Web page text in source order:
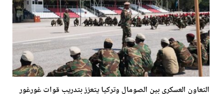
التعاون العسكري بين الصومال وتركيا يتعزز بتدريب قوات غورغور